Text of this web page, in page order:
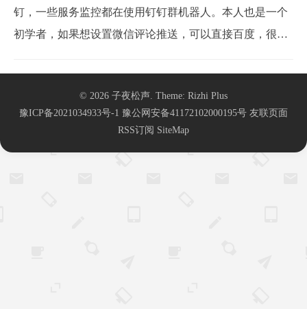
钉，一些服务监控都在使用钉钉群机器人。本人也是一个
初学者，如果想设置微信评论推送，可以直接百度，很
加以下代码后更新文件：//欢迎访问网友小宋，本站域名htt
© 2026 子夜松声. Theme: Rizhi Plus
豫ICP备2021034933号-1 豫公网安备41172102000195号 友联页面
RSS订阅 SiteMap